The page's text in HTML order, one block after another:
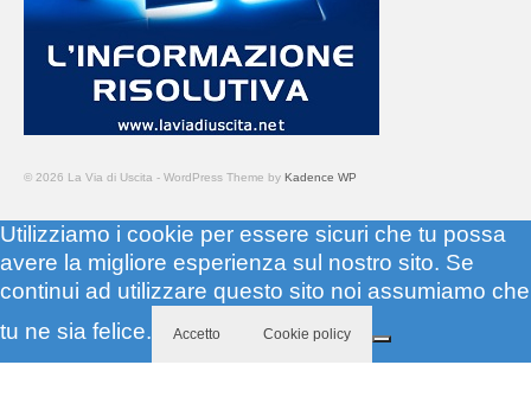
© 2026 La Via di Uscita - WordPress Theme by Kadence WP
Utilizziamo i cookie per essere sicuri che tu possa
avere la migliore esperienza sul nostro sito. Se
continui ad utilizzare questo sito noi assumiamo che
tu ne sia felice.
Accetto Cookie policy